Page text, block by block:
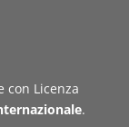
con Licenza
.